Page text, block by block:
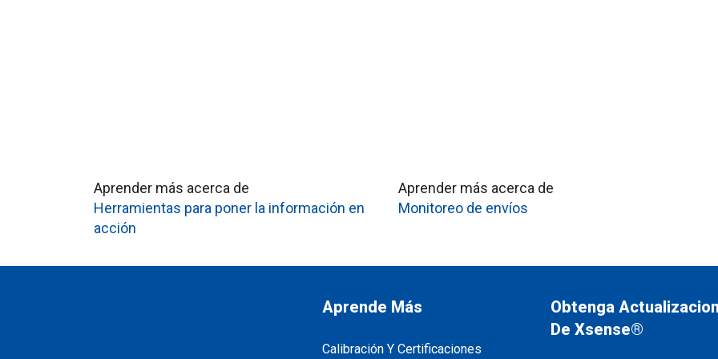
Aprender más acerca de
Herramientas para poner la información en
acción
Aprender más acerca de
Monitoreo de envíos
Aprende Más
Calibración Y Certificaciones
Obtenga
De Xsense®